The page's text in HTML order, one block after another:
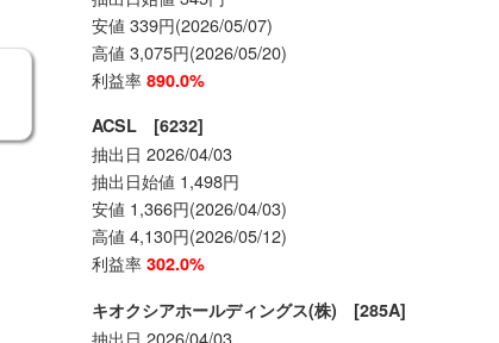
安値 339円(2026/05/07)
高値 3,075円(2026/05/20)
利益率 890.0%
ACSL [6232]
抽出日 2026/04/03
抽出日始値 1,498円
安値 1,366円(2026/04/03)
高値 4,130円(2026/05/12)
利益率 302.0%
キオクシアホールディングス(株) [285A]
抽出日 2026/04/03